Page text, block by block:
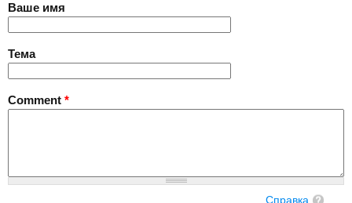
Ваше имя
Тема
Comment *
Справка